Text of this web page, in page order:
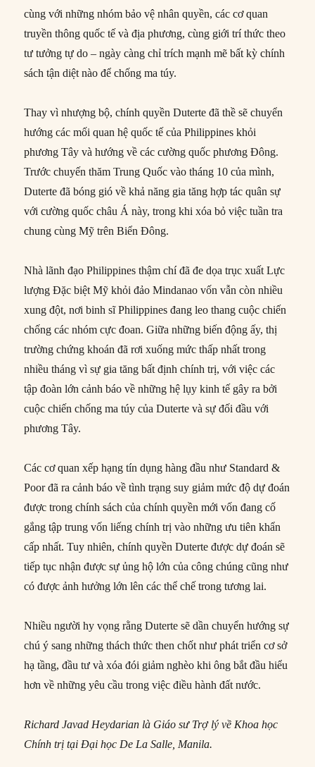
cùng với những nhóm bảo vệ nhân quyền, các cơ quan
truyền thông quốc tế và địa phương, cùng giới trí thức theo
tư tưởng tự do – ngày càng chỉ trích mạnh mẽ bất kỳ chính
sách tận diệt nào để chống ma túy.
Thay vì nhượng bộ, chính quyền Duterte đã thề sẽ chuyển
hướng các mối quan hệ quốc tế của Philippines khỏi
phương Tây và hướng về các cường quốc phương Đông.
Trước chuyến thăm Trung Quốc vào tháng 10 của mình,
Duterte đã bóng gió về khả năng gia tăng hợp tác quân sự
với cường quốc châu Á này, trong khi xóa bỏ việc tuần tra
chung cùng Mỹ trên Biển Đông.
Nhà lãnh đạo Philippines thậm chí đã đe dọa trục xuất Lực
lượng Đặc biệt Mỹ khỏi đảo Mindanao vốn vẫn còn nhiều
xung đột, nơi binh sĩ Philippines đang leo thang cuộc chiến
chống các nhóm cực đoan. Giữa những biến động ấy, thị
trường chứng khoán đã rơi xuống mức thấp nhất trong
nhiều tháng vì sự gia tăng bất định chính trị, với việc các
tập đoàn lớn cảnh báo về những hệ lụy kinh tế gây ra bởi
cuộc chiến chống ma túy của Duterte và sự đối đầu với
phương Tây.
Các cơ quan xếp hạng tín dụng hàng đầu như Standard &
Poor đã ra cảnh báo về tình trạng suy giảm mức độ dự đoán
được trong chính sách của chính quyền mới vốn đang cố
gắng tập trung vốn liếng chính trị vào những ưu tiên khẩn
cấp nhất. Tuy nhiên, chính quyền Duterte được dự đoán sẽ
tiếp tục nhận được sự ủng hộ lớn của công chúng cũng như
có được ảnh hưởng lớn lên các thể chế trong tương lai.
Nhiều người hy vọng rằng Duterte sẽ dần chuyển hướng sự
chú ý sang những thách thức then chốt như phát triển cơ sở
hạ tầng, đầu tư và xóa đói giảm nghèo khi ông bắt đầu hiểu
hơn về những yêu cầu trong việc điều hành đất nước.
Richard Javad Heydarian là Giáo sư Trợ lý về Khoa học
Chính trị tại Đại học De La Salle, Manila.